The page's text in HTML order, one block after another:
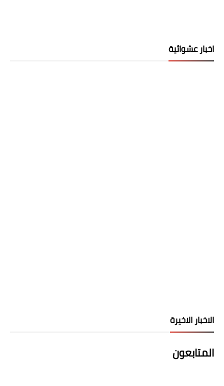
اخبار عشوائية
الاخبار الاخيرة
المتابعون